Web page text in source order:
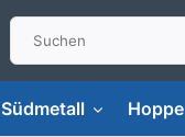
Südmetall Hoppe